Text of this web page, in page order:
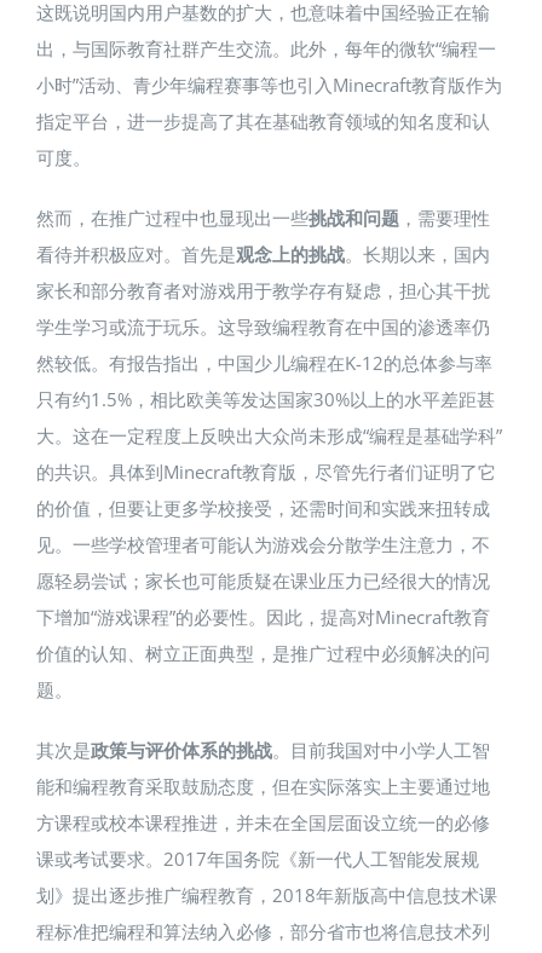
这既说明国内用户基数的扩大，也意味着中国经验正在输
出，与国际教育社群产生交流。此外，每年的微软“编程一
小时”活动、青少年编程赛事等也引入Minecraft教育版作为
指定平台，进一步提高了其在基础教育领域的知名度和认
可度。
然而，在推广过程中也显现出一些挑战和问题，需要理性
看待并积极应对。首先是观念上的挑战。长期以来，国内
家长和部分教育者对游戏用于教学存有疑虑，担心其干扰
学生学习或流于玩乐。这导致编程教育在中国的渗透率仍
然较低。有报告指出，中国少儿编程在K-12的总体参与率
只有约1.5%，相比欧美等发达国家30%以上的水平差距甚
大​。这在一定程度上反映出大众尚未形成“编程是基础学科”
的共识。具体到Minecraft教育版，尽管先行者们证明了它
的价值，但要让更多学校接受，还需时间和实践来扭转成
见。一些学校管理者可能认为游戏会分散学生注意力，不
愿轻易尝试；家长也可能质疑在课业压力已经很大的情况
下增加“游戏课程”的必要性。因此，提高对Minecraft教育
价值的认知、树立正面典型，是推广过程中必须解决的问
题。
其次是政策与评价体系的挑战。目前我国对中小学人工智
能和编程教育采取鼓励态度，但在实际落实上主要通过地
方课程或校本课程推进，并未在全国层面设立统一的必修
课或考试要求​。2017年国务院《新一代人工智能发展规
划》提出逐步推广编程教育，2018年新版高中信息技术课
程标准把编程和算法纳入必修，部分省市也将信息技术列